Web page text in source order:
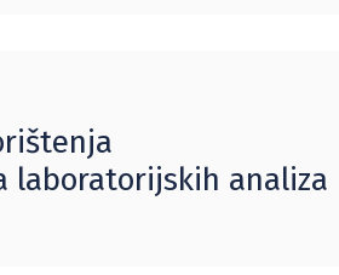
laboratorijskih analiza